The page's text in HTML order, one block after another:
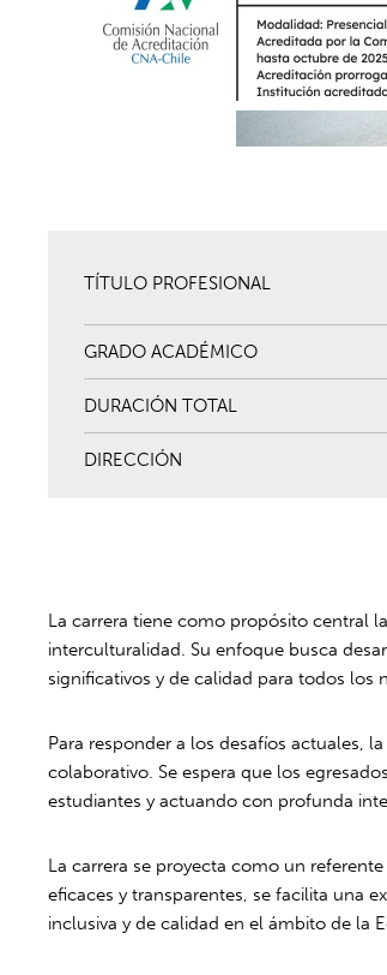
TÍTULO PROFESIONAL
GRADO ACADÉMICO
DURACIÓN TOTAL
DIRECCIÓN
La carrera tiene como propósito central
interculturalidad. Su enfoque busca
significativos y de calidad para todos los
Para responder a los desafíos actuales,
colaborativo. Se espera que los
estudiantes y actuando con profunda
La carrera se proyecta como un
eficaces y transparentes, se facilita una
inclusiva y de calidad en el ámbito de la